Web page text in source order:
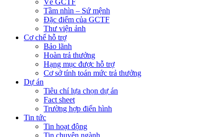
Về GCTF
Tầm nhìn – Sứ mệnh
Đặc điểm của GCTF
Thư viện ảnh
Cơ chế hỗ trợ
Bảo lãnh
Hoàn trả thưởng
Hạng mục được hỗ trợ
Cơ sở tính toán mức trả thưởng
Dự án
Tiêu chí lựa chọn dự án
Fact sheet
Trường hợp điển hình
Tin tức
Tin hoạt động
Tin chuyên ngành